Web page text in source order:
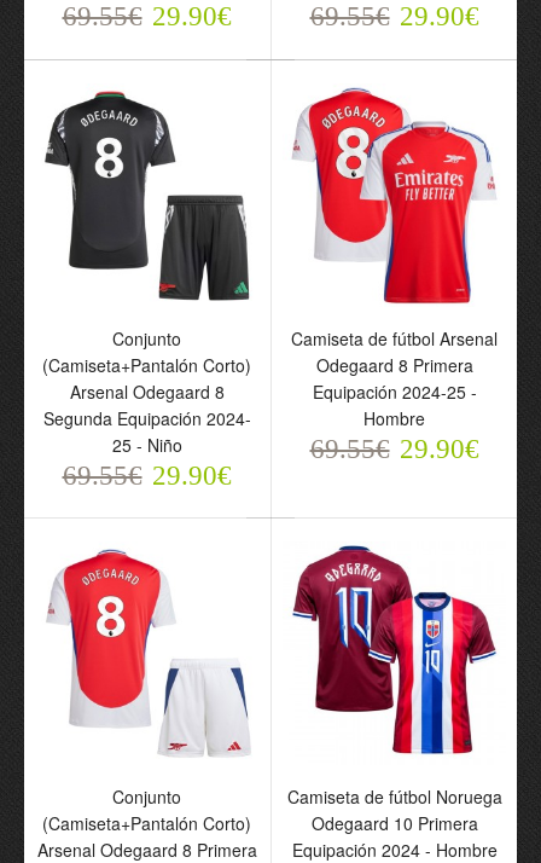
Conjunto
(Camiseta+Pantalón
Corto) Arsenal Odegaard
8 Tercera Equipación
2024-25 - Niño
69.55€
Camiseta de fútbol
Arsenal Odegaard 8
Segunda Equipación
2024-25 - Hombre
69.55€ 29.90€
(Camiseta+Pantalón
Corto) Arsenal Odegaard
8 Segunda Equipación
2024-25 - Niño
69.55€
Camiseta de fútbol
Arsenal Odegaard 8
Primera Equipación
2024-25 - Hombre
69.55€ 29.90€
69.55€ 29.90€ 69.55€ 29.90€
Conjunto
(Camiseta+Pantalón Corto)
Arsenal Odegaard 8
Segunda Equipación 2024-
25 - Niño
69.55€ 29.90€
Camiseta de fútbol Arsenal
Odegaard 8 Primera
Equipación 2024-25 -
Hombre
69.55€ 29.90€
Conjunto
(Camiseta+Pantalón Corto)
Arsenal Odegaard 8 Primera
Camiseta de fútbol Noruega
Odegaard 10 Primera
Equipación 2024 - Hombre